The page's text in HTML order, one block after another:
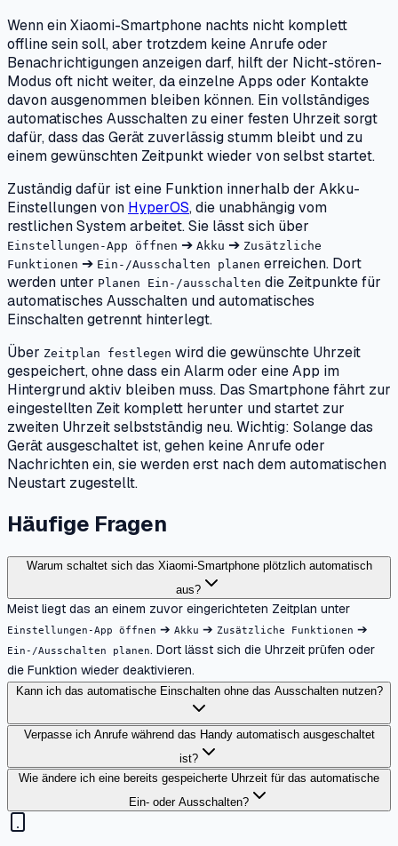
Wenn ein Xiaomi-Smartphone nachts nicht komplett
offline sein soll, aber trotzdem keine Anrufe oder
Benachrichtigungen anzeigen darf, hilft der Nicht-stören-
Modus oft nicht weiter, da einzelne Apps oder Kontakte
davon ausgenommen bleiben können. Ein vollständiges
automatisches Ausschalten zu einer festen Uhrzeit sorgt
dafür, dass das Gerät zuverlässig stumm bleibt und zu
einem gewünschten Zeitpunkt wieder von selbst startet.
Zuständig dafür ist eine Funktion innerhalb der Akku-
Einstellungen von HyperOS, die unabhängig vom
restlichen System arbeitet. Sie lässt sich über
Einstellungen-App öffnen ➔ Akku ➔ Zusätzliche
Funktionen ➔ Ein-/Ausschalten planen erreichen. Dort
werden unter Planen Ein-/ausschalten die Zeitpunkte für
automatisches Ausschalten und automatisches
Einschalten getrennt hinterlegt.
Über Zeitplan festlegen wird die gewünschte Uhrzeit
gespeichert, ohne dass ein Alarm oder eine App im
Hintergrund aktiv bleiben muss. Das Smartphone fährt zur
eingestellten Zeit komplett herunter und startet zur
zweiten Uhrzeit selbstständig neu. Wichtig: Solange das
Gerät ausgeschaltet ist, gehen keine Anrufe oder
Nachrichten ein, sie werden erst nach dem automatischen
Neustart zugestellt.
Häufige Fragen
Warum schaltet sich das Xiaomi-Smartphone plötzlich automatisch
aus?
Meist liegt das an einem zuvor eingerichteten Zeitplan unter
Einstellungen-App öffnen ➔ Akku ➔ Zusätzliche Funktionen ➔
Ein-/Ausschalten planen. Dort lässt sich die Uhrzeit prüfen oder
die Funktion wieder deaktivieren.
Kann ich das automatische Einschalten ohne das Ausschalten nutzen?
Verpasse ich Anrufe während das Handy automatisch ausgeschaltet
ist?
Wie ändere ich eine bereits gespeicherte Uhrzeit für das automatische
Ein- oder Ausschalten?